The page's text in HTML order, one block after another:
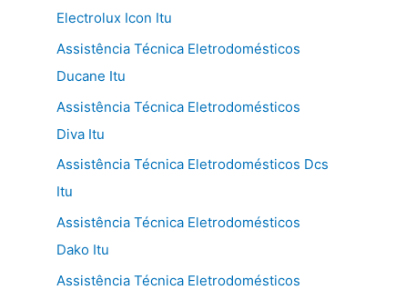
Electrolux Icon Itu
Assistência Técnica Eletrodomésticos
Ducane Itu
Assistência Técnica Eletrodomésticos
Diva Itu
Assistência Técnica Eletrodomésticos Dcs
Itu
Assistência Técnica Eletrodomésticos
Dako Itu
Assistência Técnica Eletrodomésticos